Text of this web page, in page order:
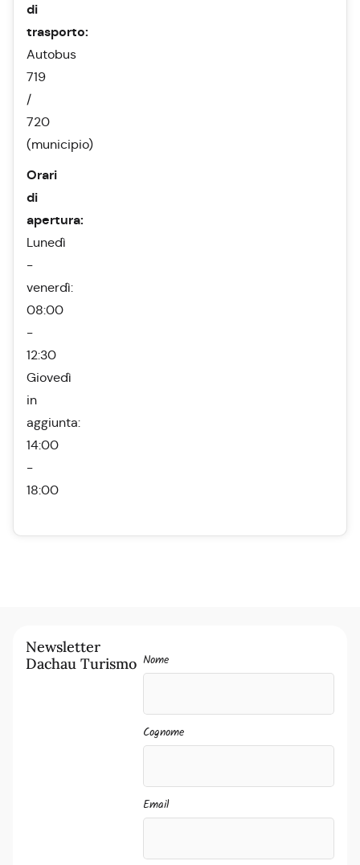
di
trasporto:
Autobus
719
/
720
(municipio)
Orari
di
apertura:
Lunedì
-
venerdì:
08:00
-
12:30
Giovedì
in
aggiunta:
14:00
-
18:00
Newsletter
Dachau Turismo Nome
Cognome
Email